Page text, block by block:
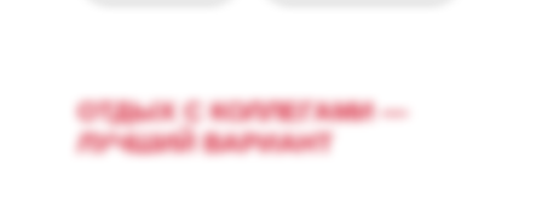
ОТДЫХ С КОЛЛЕГАМИ —
ЛУЧШИЙ ВАРИАНТ